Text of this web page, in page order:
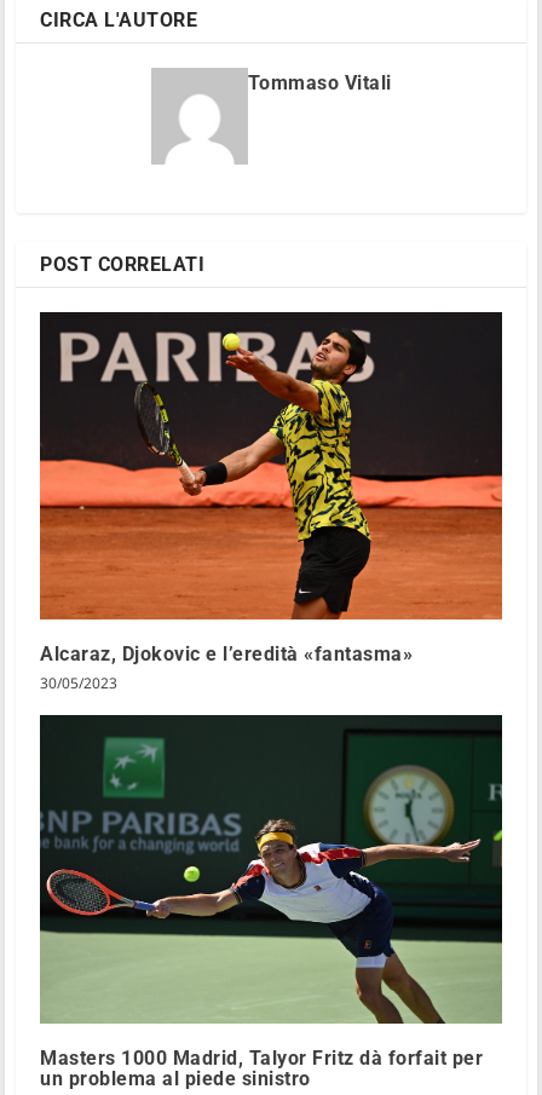
CIRCA L'AUTORE
Tommaso Vitali
POST CORRELATI
Alcaraz, Djokovic e l’eredità «fantasma»
30/05/2023
Masters 1000 Madrid, Talyor Fritz dà forfait per
un problema al piede sinistro